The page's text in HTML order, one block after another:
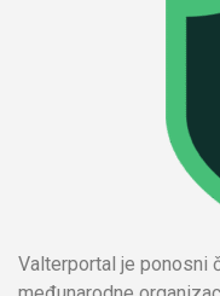
Valterportal je ponosni